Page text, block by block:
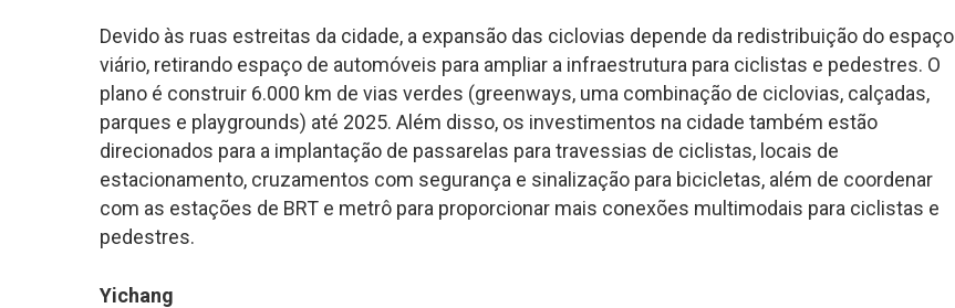
Devido às ruas estreitas da cidade, a expansão das ciclovias depende da redistribuição do espaço
viário, retirando espaço de automóveis para ampliar a infraestrutura para ciclistas e pedestres. O
plano é construir 6.000 km devias verdes (greenways, uma combinação de ciclovias, calçadas,
parques e playgrounds) até 2025. Além disso, os investimentos na cidade também estão
direcionados para a implantação de passarelas para travessias de ciclistas, locais de
estacionamento, cruzamentos com segurança e sinalização para bicicletas, além de coordenar
com as estações de BRT e metrô para proporcionar mais conexões multimodais para ciclistas e
pedestres.
Yichang